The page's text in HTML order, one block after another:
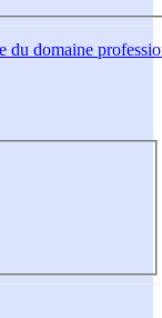
du domaine